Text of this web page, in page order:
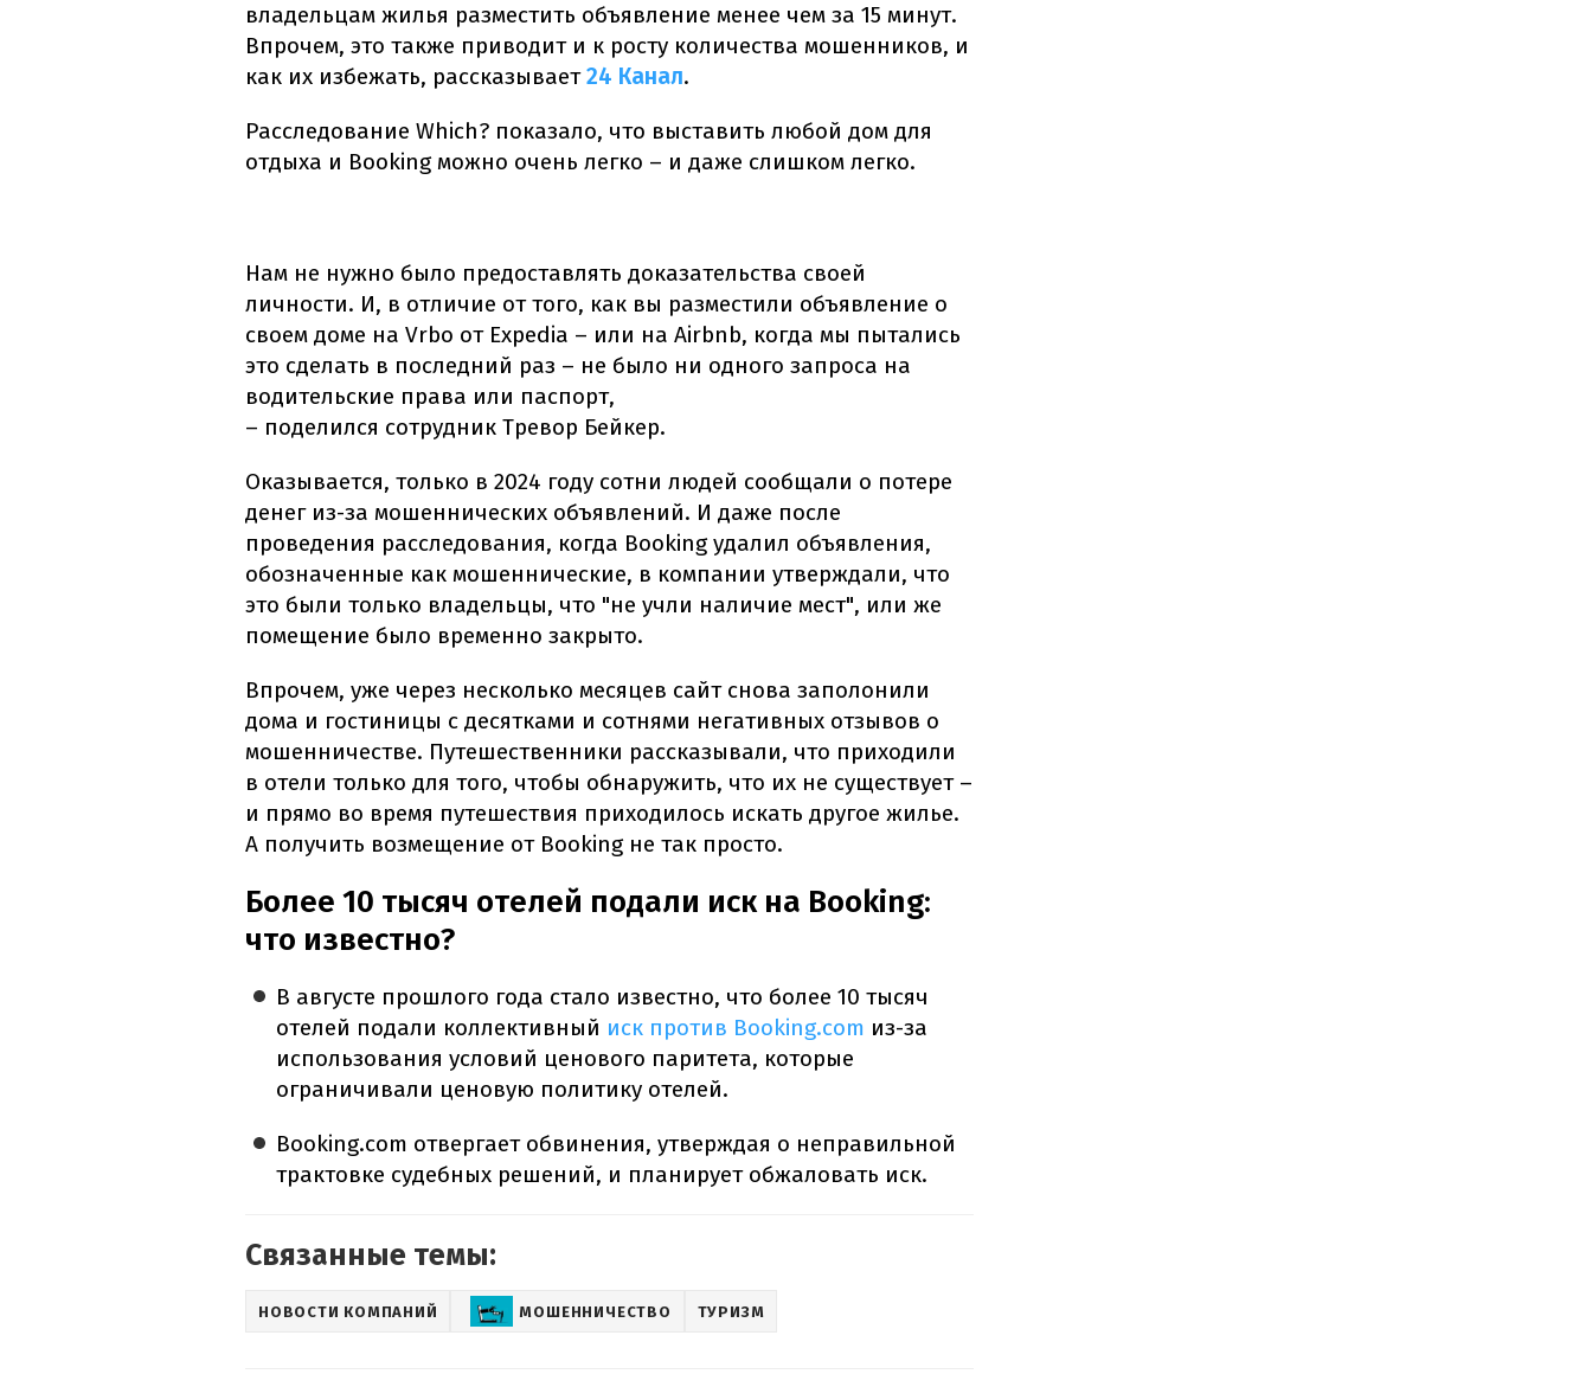
владельцам жилья разместить объявление менее чем за 15 минут.
Впрочем, это также приводит и к росту количества мошенников, и
как их избежать, рассказывает24 Канал.
Расследование Which? показало, что выставить любой дом для
отдыха и Booking можно очень легко – и даже слишком легко.
Нам не нужно было предоставлять доказательства своей
личности. И, в отличие от того, как вы разместили объявление о
своем доме на Vrbo от Expedia – или на Airbnb, когда мы пытались
это сделать в последний раз – не было ни одного запроса на
водительские права или паспорт,
– поделился сотрудник Тревор Бейкер.
Оказывается, только в 2024 году сотни людей сообщали о потере
денег из-за мошеннических объявлений. И даже после
проведения расследования, когда Booking удалил объявления,
обозначенные как мошеннические, в компании утверждали, что
это были только владельцы, что "не учли наличие мест", или же
помещение было временно закрыто.
Впрочем, уже через несколько месяцев сайт снова заполонили
дома и гостиницы с десятками и сотнями негативных отзывов о
мошенничестве. Путешественники рассказывали, что приходили
в отели только для того, чтобы обнаружить, что их не существует –
и прямо во время путешествия приходилось искать другое жилье.
А получить возмещение от Booking не так просто.
Более 10 тысяч отелей подали иск на Booking:
что известно?
В августе прошлого года стало известно, что более 10 тысяч
отелей подали коллективный иск против Booking.com из-за
использования условий ценового паритета, которые
ограничивали ценовую политику отелей.
Booking.com отвергает обвинения, утверждая о неправильной
трактовке судебных решений, и планирует обжаловать иск.
Связанные темы:
НОВОСТИ КОМПАНИЙ МОШЕННИЧЕСТВО ТУРИЗМ